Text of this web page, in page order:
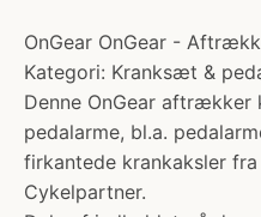
OnGear OnGear -
Kategori: Kranksæt &
Denne OnGear
pedalarme, bl.a.
firkantede krankaksler fra
Cykelpartner.